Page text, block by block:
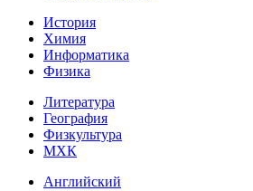
История
Химия
Информатика
Физика
Литература
География
Физкультура
МХК
Английский